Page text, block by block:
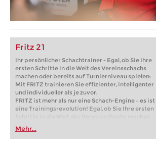
Fritz 21
Ihr persönlicher Schachtrainer - Egal, ob Sie Ihre
ersten Schritte in die Welt des Vereinsschachs
machen oder bereits auf Turnierniveau spielen:
Mit FRITZ trainieren Sie effizienter, intelligenter
und individueller als je zuvor.
FRITZ ist mehr als nur eine Schach-Engine – es ist
eine Trainingsrevolution! Egal, ob Sie Ihre ersten
Schritte in die Welt des Vereinsschachs machen
oder bereits auf Turnierniveau spielen: Mit
FRITZ trainieren Sie effizienter, intelligenter und
individueller als je zuvor.
Mehr...